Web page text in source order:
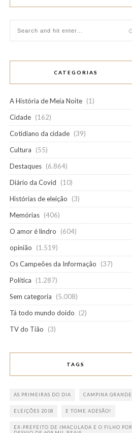
CATEGORIAS
A História de Meia Noite (1)
Cidade (162)
Cotidiano da cidade (39)
Cultura
(55)
Destaques (6.864)
Diário da Covid
(10)
Histórias de eleição
(3)
Memórias (406)
O amor é lindro
(604)
opinião
(1.519)
Os Campeões da Informação
(37)
Política
(1.287)
Sem categoria
(5.008)
Tá todo mundo doido
(2)
TV do Tião
(3)
TAGS
AS PRIMEIRAS DO DIA CAMPINA GRANDE
ELEIÇÕES 2018 E TOME ADESÃO!
EX-PREFEITO DE IMACULADA E O FILHO POR